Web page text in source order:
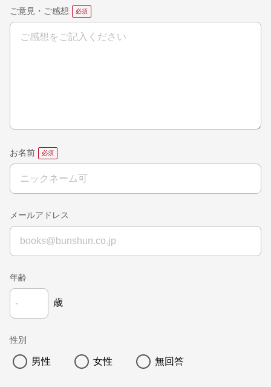
ご意見・ご感想
お名前
メールアドレス
年齢
歳
性別
男性 女性 無回答